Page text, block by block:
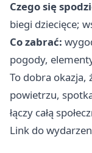
Czego się
biegi dziecięce;
Co zabrać:
pogody,
To dobra okazja,
powietrzu,
łączy całą
Link do